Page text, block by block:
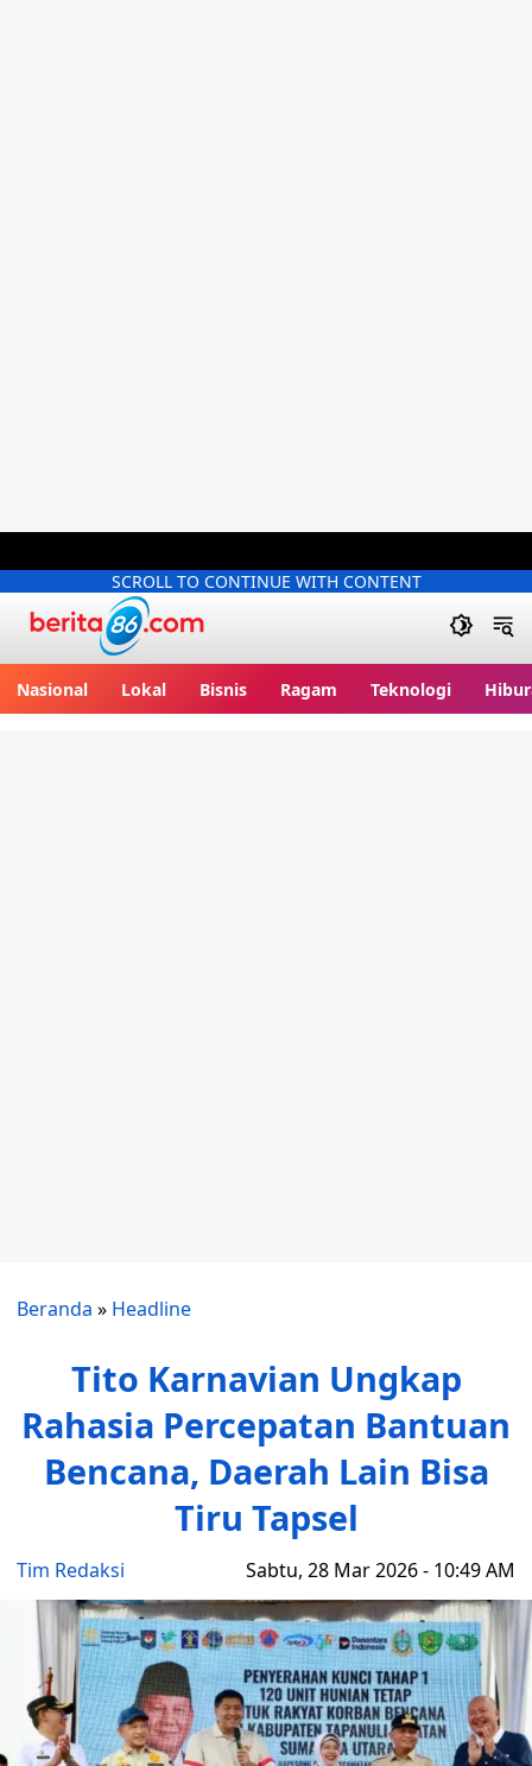
SCROLL TO CONTINUE WITH CONTENT
Nasional Lokal Bisnis Ragam Teknologi
Beranda » Headline
Tito Karnavian Ungkap
Rahasia Percepatan Bantuan
Bencana, Daerah Lain Bisa
Tiru Tapsel
Tim Redaksi Sabtu, 28 Mar 2026 - 10:49 AM